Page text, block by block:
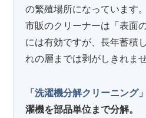
の繁殖場所になっています。
市販のクリーナーは「表面
には有効ですが、長年蓄積
れの層までは剥がしきれませ
「洗濯機分解クリーニング」
濯機を部品単位まで分解。